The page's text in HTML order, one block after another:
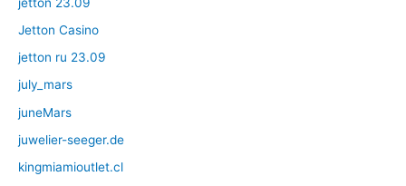
Jetton Casino
jetton ru 23.09
july_mars
juneMars
juwelier-seeger.de
kingmiamioutlet.cl